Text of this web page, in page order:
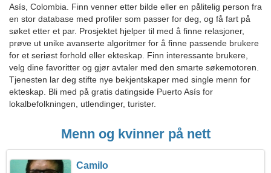
Asís, Colombia. Finn venner etter bilde eller en pålitelig person fra
en stor database med profiler som passer for deg, og få fart på
søket etter et par. Prosjektet hjelper til med å finne relasjoner,
prøve ut unike avanserte algoritmer for å finne passende brukere
for et seriøst forhold eller ekteskap. Finn interessante brukere,
velg dine favoritter og gjør avtaler med den smarte søkemotoren.
Tjenesten lar deg stifte nye bekjentskaper med single menn for
ekteskap. Bli med på gratis datingside Puerto Asís for
lokalbefolkningen, utlendinger, turister.
Menn og kvinner på nett
Camilo